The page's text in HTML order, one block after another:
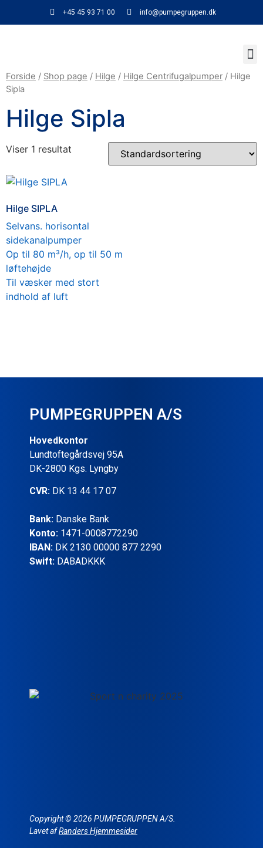
+45 45 93 71 00 info@pumpegruppen.dk
Forside / Shop page / Hilge / Hilge Centrifugalpumper / Hilge
Sipla
Hilge Sipla
Viser 1 resultat
Hilge SIPLA
Selvans. horisontal
sidekanalpumper
Op til 80 m³/h, op til 50 m
løftehøjde
Til væsker med stort
indhold af luft
PUMPEGRUPPEN A/S
Hovedkontor
Lundtoftegårdsvej 95A
DK-2800 Kgs. Lyngby
CVR: DK 13 44 17 07
Bank: Danske Bank
Konto: 1471-0008772290
IBAN: DK 2130 00000 877 2290
Swift: DABADKKK
Copyright © 2026 PUMPEGRUPPEN A/S.
Lavet afRanders Hjemmesider